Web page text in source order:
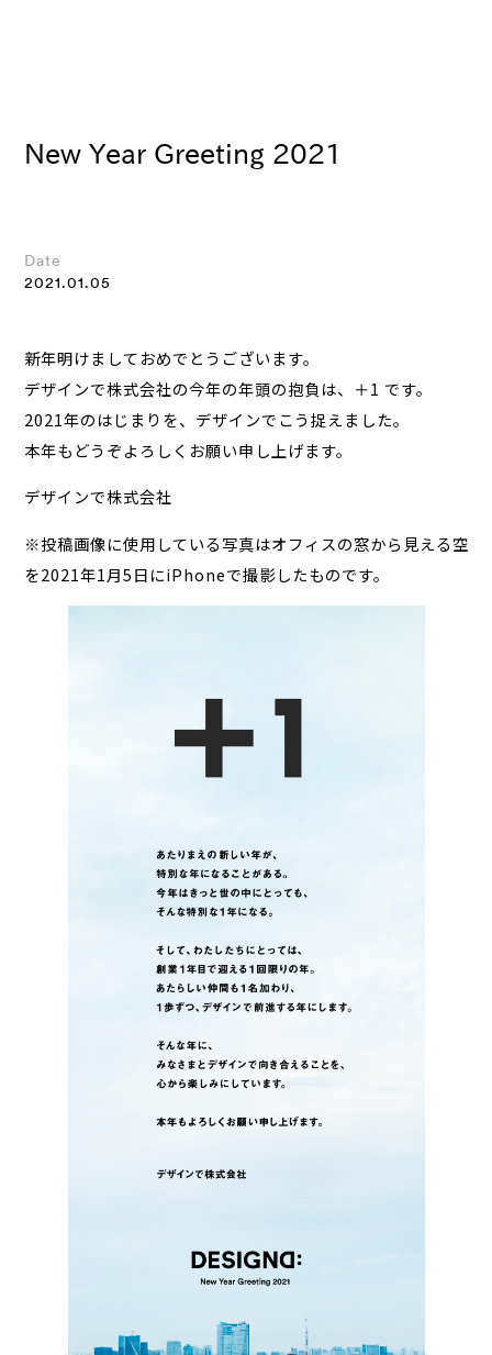
New Year Greeting 2021
Date
2021.01.05
新年明けましておめでとうございます。
デザインで株式会社の今年の年頭の抱負は、＋1 です。
2021年のはじまりを、デザインでこう捉えました。
本年もどうぞよろしくお願い申し上げます。
デザインで株式会社
※投稿画像に使用している写真はオフィスの窓から見える空
を2021年1月5日にiPhoneで撮影したものです。